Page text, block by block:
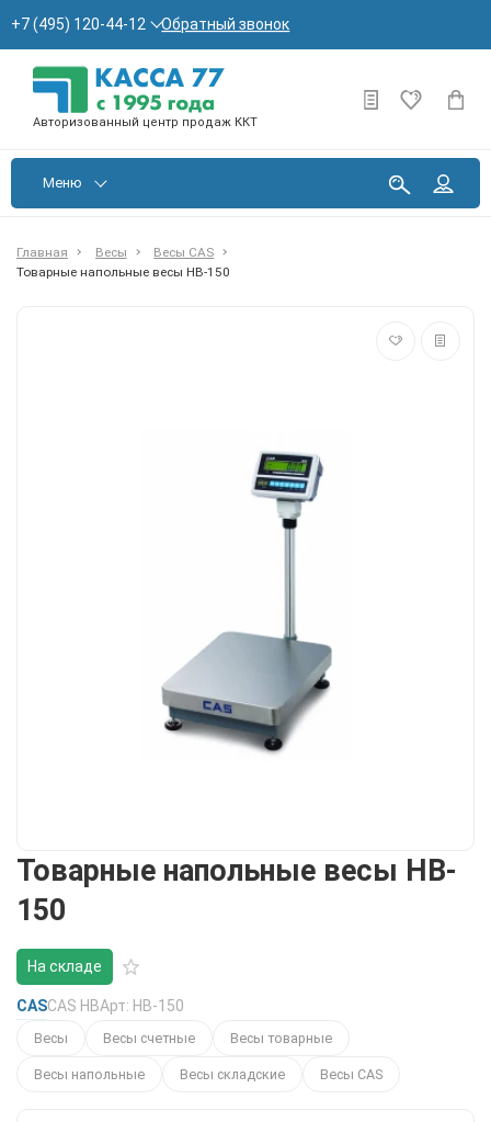
+7 (495) 120-44-12 Обратный звонок
Авторизованный центр продаж ККТ
Меню
Главная Весы
Весы CAS
Товарные напольные весы HB-150
Товарные напольные весы HB-
150
На складе
CASCAS HBАрт: HB-150
Весы Весы счетные Весы товарные
Весы напольные Весы складские Весы CAS